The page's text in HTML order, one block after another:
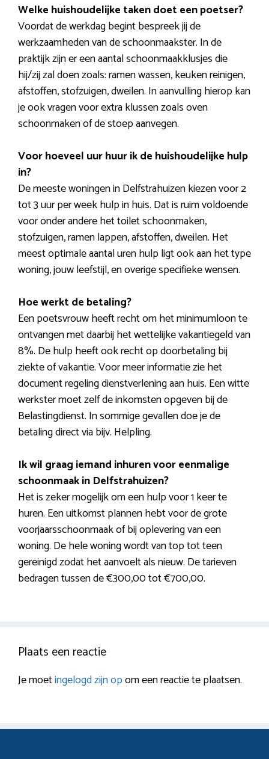
Welke huishoudelijke taken doet een poetser?
Voordat de werkdag begint bespreek jij de
werkzaamheden van de schoonmaakster. In de
praktijk zijn er een aantal schoonmaakklusjes die
hij/zij zal doen zoals: ramen wassen, keuken reinigen,
afstoffen, stofzuigen, dweilen. In aanvulling hierop kan
je ook vragen voor extra klussen zoals oven
schoonmaken of de stoep aanvegen.
Voor hoeveel uur huur ik de huishoudelijke hulp
in?
De meeste woningen in Delfstrahuizen kiezen voor 2
tot 3 uur per week hulp in huis. Dat is ruim voldoende
voor onder andere het toilet schoonmaken,
stofzuigen, ramen lappen, afstoffen, dweilen. Het
meest optimale aantal uren hulp ligt ook aan het type
woning, jouw leefstijl, en overige specifieke wensen.
Hoe werkt de betaling?
Een poetsvrouw heeft recht om het minimumloon te
ontvangen met daarbij het wettelijke vakantiegeld van
8%. De hulp heeft ook recht op doorbetaling bij
ziekte of vakantie. Voor meer informatie zie het
document regeling dienstverlening aan huis. Een witte
werkster moet zelf de inkomsten opgeven bij de
Belastingdienst. In sommige gevallen doe je de
betaling direct via bijv. Helpling.
Ik wil graag iemand inhuren voor eenmalige
schoonmaak in Delfstrahuizen?
Het is zeker mogelijk om een hulp voor 1 keer te
huren. Een uitkomst plannen hebt voor de grote
voorjaarsschoonmaak of bij oplevering van een
woning. De hele woning wordt van top tot teen
gereinigd zodat het aanvoelt als nieuw. De tarieven
bedragen tussen de €300,00 tot €700,00.
Plaats een reactie
Je moetingelogd zijn opom een reactie te plaatsen.